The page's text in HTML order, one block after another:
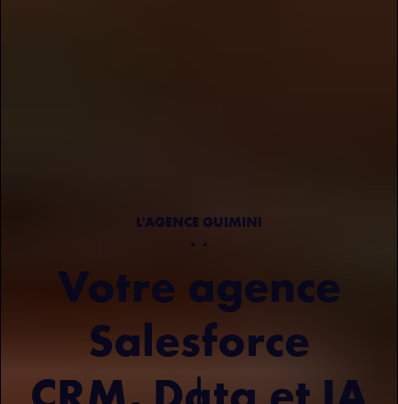
L'AGENCE GUIMINI
Votre agence
Salesforce